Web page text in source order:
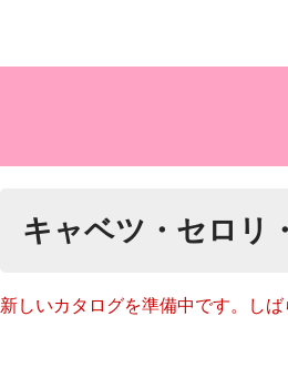
キャベツ・セロリ
新しいカタログを準備中です。しば